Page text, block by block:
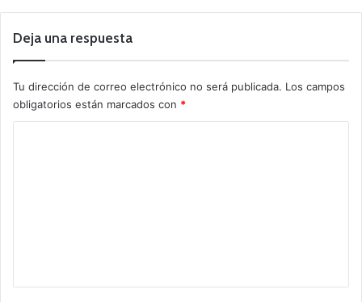
Deja una respuesta
Tu dirección de correo electrónico no será publicada. Los campos
obligatorios están marcados con *